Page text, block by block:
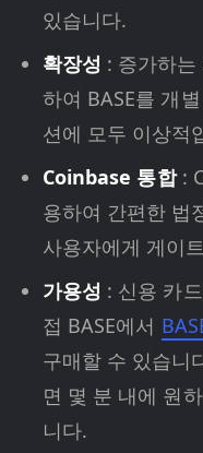
있습니다.
확장성 : 증가하
하여 BASE를 개
션에 모두 이상적
Coinbase 통합 :
용하여 간편한 법
사용자에게 게이
가용성 : 신용 카
접 BASE에서
구매할 수 있습니
면 몇 분 내에 원
니다.